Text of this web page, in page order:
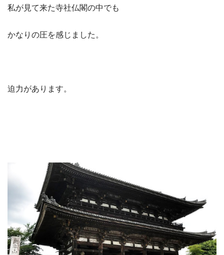
私が見て来た寺社仏閣の中でも
かなりの圧を感じました。
迫力があります。